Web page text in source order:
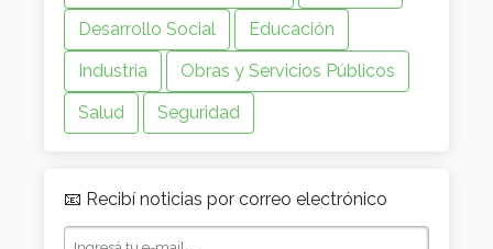
Desarrollo Social
Educación
Industria
Obras y Servicios Públicos
Salud
Seguridad
📧 Recibí noticias por correo electrónico